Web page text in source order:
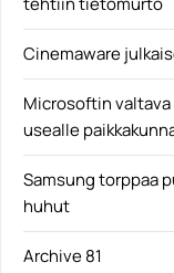
Cinemaware
Microsoftin
usealle
Samsung torppaa
huhut
Archive 81